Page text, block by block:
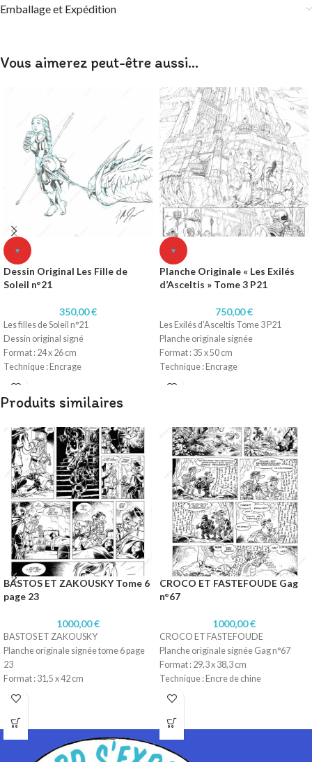
Emballage et Expédition
Vous aimerez peut-être aussi…
♥
Dessin Original Les Fille de
Soleil n°21
350,00€
Les filles de Soleil n°21
Dessin original signé
Format : 24 x 26 cm
Technique : Encrage
Papier : Fabriano 220gr
♥
Planche Originale « Les Exilés
d’Asceltis » Tome 3 P21
750,00€
Les Exilés d'Asceltis Tome 3 P21
Planche originale signée
Format : 35 x 50 cm
Technique : Encrage
Papier : Fabriano 220gr
Produits similaires
BASTOS ET ZAKOUSKY Tome 6
page 23
1000,00€
BASTOS ET ZAKOUSKY
Planche originale signée tome 6 page
23
Format : 31,5 x 42 cm
Technique : Encre de chine
CROCO ET FASTEFOUDE Gag
n°67
1000,00€
CROCO ET FASTEFOUDE
Planche originale signée Gag n°67
Format : 29,3 x 38,3 cm
Technique : Encre de chine
Papier : Lavis technique Canson